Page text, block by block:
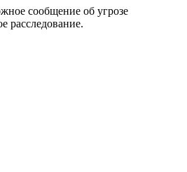
сообщение об угрозе
расследование.